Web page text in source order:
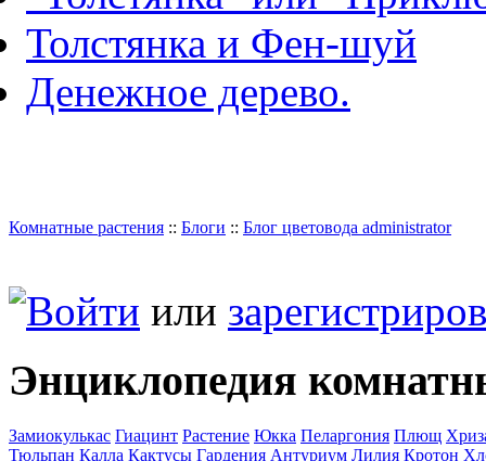
Толстянка и Фен-шуй
Денежное дерево.
Комнатные растения :: Блоги :: Блог цветовода administrator
Войти или
Энциклопедия
Замиокулькас Гиацинт Растение Юкка Пеларгония Плющ
Тюльпан Калла Кактусы Гардения Антуриум Лилия Кротон